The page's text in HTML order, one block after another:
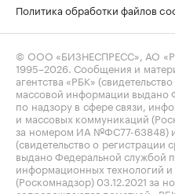
Политика обработки файлов
© ООО «БИЗНЕСПРЕСС», АО
1995–2026 . Сообщения и
агентства «РБК»
массовой информации выдано
по надзору в сфере связи,
и массовых коммуникаций
за номером ИА №ФС77-63848) и
(свидетельство о
выдано Федеральной службой
информационных технологий
(Роскомнадзор) 03.12.2021 за